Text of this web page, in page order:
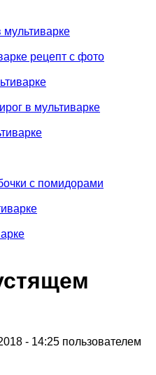
- 14:25 пользователем